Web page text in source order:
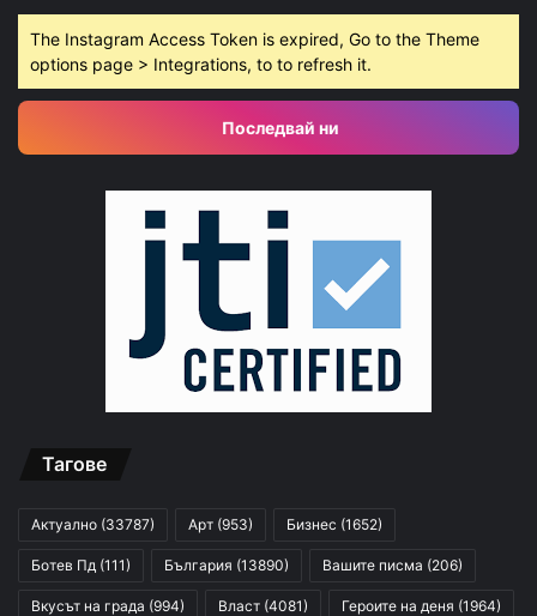
The Instagram Access Token is expired, Go to the Theme
options page > Integrations, to to refresh it.
Последвай ни
Тагове
Актуално (33787) Арт (953) Бизнес (1652)
Ботев Пд (111) България (13890) Вашите писма (206)
Вкусът на града (994) Власт (4081) Героите на деня (1964)